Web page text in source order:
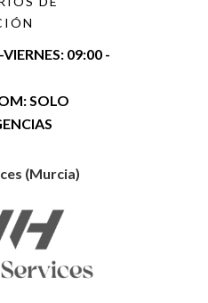
09:00 -
SOLO
(Murcia)